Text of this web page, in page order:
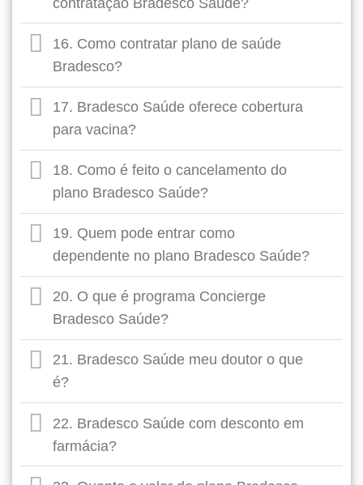
16. Como contratar plano de saúde
Bradesco?
17. Bradesco Saúde oferece cobertura
para vacina?
18. Como é feito o cancelamento do
plano Bradesco Saúde?
19. Quem pode entrar como
dependente no plano Bradesco Saúde?
20. O que é programa Concierge
Bradesco Saúde?
21. Bradesco Saúde meu doutor o que
é?
22. Bradesco Saúde com desconto em
farmácia?